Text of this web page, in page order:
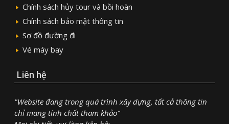
Chính sách hủy tour và bồi hoàn
Chính sách bảo mật thông tin
Sơ đồ đường đi
Vé máy bay
Liên hệ
"Website đang trong quá trình xây dựng, tất cả thông tin
chỉ mang tính chất tham khảo"